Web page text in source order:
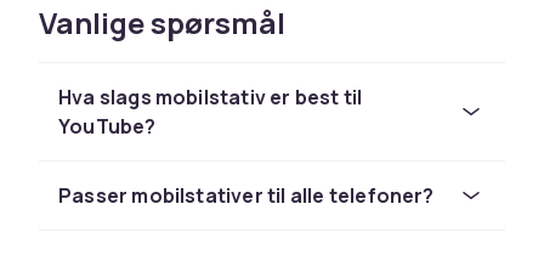
sosiale medier eller ta stabiliserte selfies,
Mobilstativer finnes i mange størrelser og
design – fra kompakte bordstativer til høye
kan festes nesten overalt. Mange modeller
Vanlige spørsmål
Hva slags mobilstativ er best til
YouTube?
Passer mobilstativer til alle telefoner?